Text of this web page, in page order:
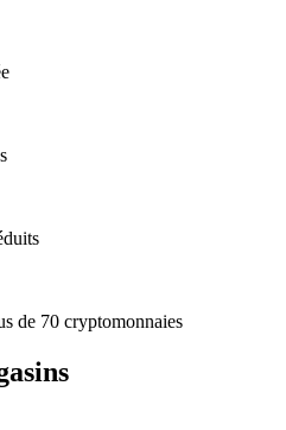
de 70 cryptomonnaies